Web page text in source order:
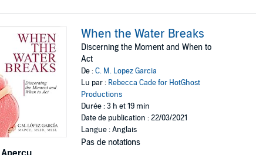
When the Water Breaks
Discerning the Moment and When to
Act
De :C. M. Lopez Garcia
Lu par : Rebecca Cade for HotGhost
Productions
Durée : 3 h et 19 min
Date de publication : 22/03/2021
Langue : Anglais
Pas de notations